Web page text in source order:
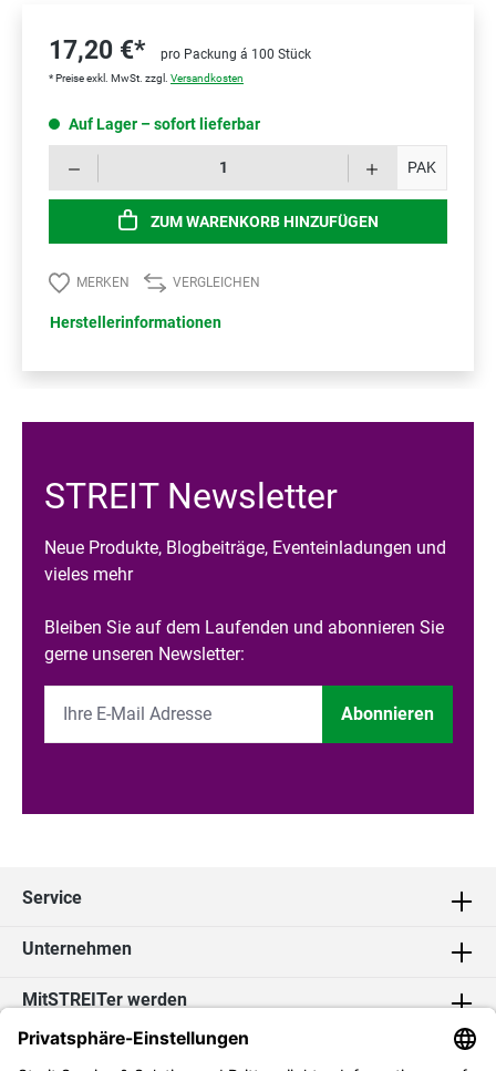
17,20 €* pro Packung á 100 Stück
* Preise exkl. MwSt. zzgl. Versandkosten
Auf Lager – sofort lieferbar
PAK
ZUM WARENKORB HINZUFÜGEN
MERKEN VERGLEICHEN
Herstellerinformationen
STREIT Newsletter
Neue Produkte, Blogbeiträge, Eventeinladungen und
vieles mehr
Bleiben Sie auf dem Laufenden und abonnieren Sie
gerne unseren Newsletter:
Abonnieren
Service
Unternehmen
MitSTREITer werden
Kontakt